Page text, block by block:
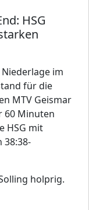
HSG
im
für die
MTV Geismar
60 Minuten
HSG mit
38:38-
holprig.